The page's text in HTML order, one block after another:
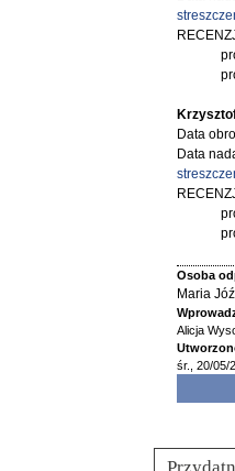
Data
Data
Osoba
Maria
Alicja
śr., 20/05/